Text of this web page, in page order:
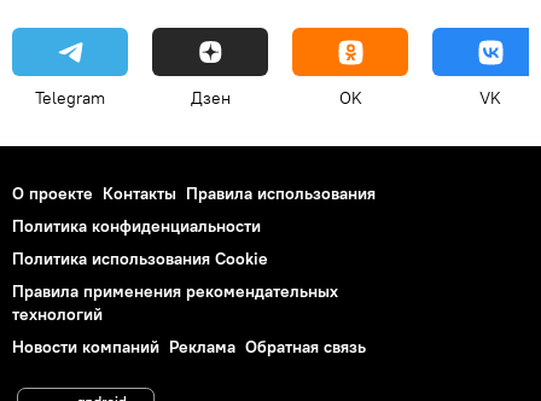
Telegram Дзен OK VK
О проекте Контакты Правила использования
Политика конфиденциальности
Политика использования Cookie
Правила применения рекомендательных
технологий
Новости компаний Реклама Обратная связь